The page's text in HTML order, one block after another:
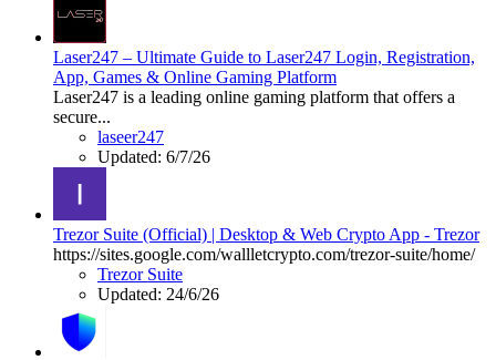
Laser247 – Ultimate Guide to Laser247 Login, Registration,
App, Games & Online Gaming Platform
Laser247 is a leading online gaming platform that offers a
secure...
laseer247
Updated: 6/7/26
Trezor Suite (Official) | Desktop & Web Crypto App - Trezor
https://sites.google.com/wallletcrypto.com/trezor-suite/home/
Trezor Suite
Updated: 24/6/26